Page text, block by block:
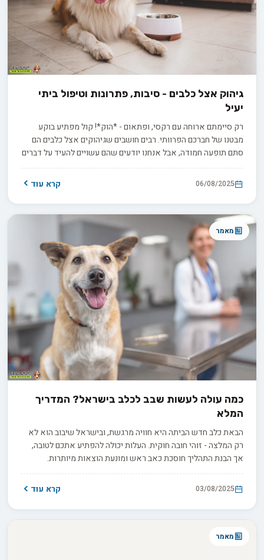
גיהוק אצל כלבים - סיבות, פתרונות וטיפול ביתי
יעיל
רק סיימתם ארוחה עם רקסי, ופתאום - *הוק*! קול מפתיע בוקע
מבטנו של חברכם הפרוותי. רבים חושבים שגיהוקים אצל כלבים הם
סתם תופעה חמודה, אבל אנחנו יודעים שהם עשויים להעיד על דברים
חשובים בבריאותו. בואו נגלה יחד את הסודות שמסתתרים מאחורי
הקונצרט הבטני הזה.
06/08/2025 קרא עוד
מאמר
כמה עולה לעשות שבב לכלב בישראל? המדריך
המלא
הבאת כלב חדש הביתה היא חוויה מרגשת, ובישראל שיבוב הוא לא
רק המלצה - זוהי חובה חוקית. העלות יכולה להפתיע אתכם לטובה,
אך הבנת התהליך חוסכת כאב ראש ומונעת הוצאות מיותרות.
הצטרפו אלינו למדריך מקיף שיעזור לכם לנווט בתהליך בחוכמה.
03/08/2025 קרא עוד
מאמר